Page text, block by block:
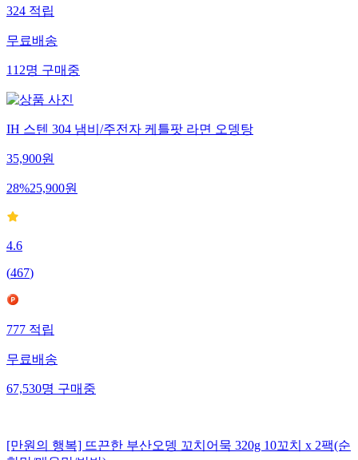
324 적립
무료배송
112명 구매중
IH 스텐 304 냄비/주전자 케틀팟 라면 오뎅탕
35,900원
28%25,900원
4.6
(467)
777 적립
무료배송
67,530명 구매중
[만원의 행복] 뜨끈한 부산오뎅 꼬치어묵 320g 10꼬치 x 2팩(순